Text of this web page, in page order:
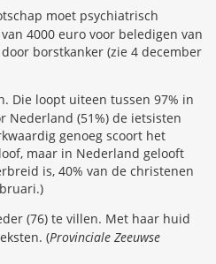
moet psychiatrisch
4000 euro voor beledigen van
borstkanker (zie 4 december
Die loopt uiteen tussen 97% in
Nederland (51%) de ietsisten
genoeg scoort het
maar in Nederland gelooft
is, 40% van de christenen
(76) te villen. Met haar huid
(Provinciale Zeeuwse